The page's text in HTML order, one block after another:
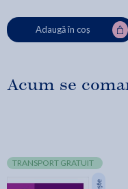
Adaugă în coș
Acum se
TRANSPORT GRATUIT